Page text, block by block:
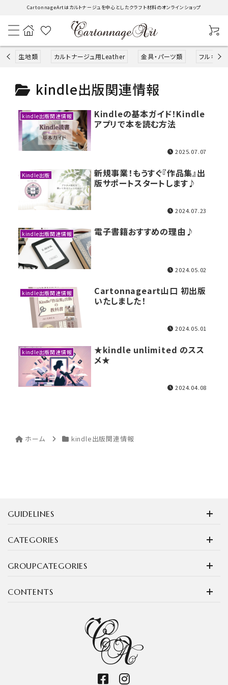
CartonnageArtはカルトナージュを中心としたクラフト材料のオンラインショップ
生地類 カルトナージュ用Leather 金具・パーツ類 フルキット
search
生地類
カルトナージュLeather用
金具・パーツ類
フルキット
Jolipapier
デコレーション材料
基本材料
コンテンツ
グループ
ガイドライン
kindle出版関連情報
kindle出版関連情報
Kindleの基本ガイド！Kindle
アプリで本を読む方法
2025.07.07
Kindle出版
新規事業！もうすぐ『作品集』出
版サポートスタートします♪
2024.07.23
kindle出版関連情報 電子書籍おすすめの理由♪
2024.05.02
kindle出版関連情報
Cartonnageart山口 初出版
いたしました！
2024.05.01
kindle出版関連情報
★kindle unlimited のスス
メ★
2024.04.08
ホーム kindle出版関連情報
CATEGORIES
GROUPCATEGORIES
CONTENTS
GUIDELINES